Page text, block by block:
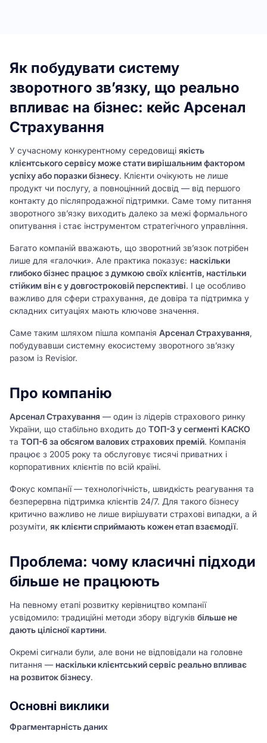
Як побудувати систему
зворотного зв’язку, що реально
впливає на бізнес: кейс Арсенал
Страхування
У сучасному конкурентному середовищі якість
клієнтського сервісу може стати вирішальним фактором
успіху або поразки бізнесу. Клієнти очікують не лише
продукт чи послугу, а повноцінний досвід — від першого
контакту до післяпродажної підтримки. Саме тому питання
зворотного зв’язку виходить далеко за межі формального
опитування і стає інструментом стратегічного управління.
Багато компаній вважають, що зворотний зв’язок потрібен
лише для «галочки». Але практика показує: наскільки
глибоко бізнес працює з думкою своїх клієнтів, настільки
стійким він є у довгостроковій перспективі. І це особливо
важливо для сфери страхування, де довіра та підтримка у
складних ситуаціях мають ключове значення.
Саме таким шляхом пішла компанія Арсенал Страхування,
побудувавши системну екосистему зворотного зв’язку
разом із Revisior.
Про компанію
Арсенал Страхування — один із лідерів страхового ринку
України, що стабільно входить до ТОП-3 у сегменті КАСКО
та ТОП-6 за обсягом валових страхових премій. Компанія
працює з 2005 року та обслуговує тисячі приватних і
корпоративних клієнтів по всій країні.
Фокус компанії — технологічність, швидкість реагування та
безперервна підтримка клієнтів 24/7. Для такого бізнесу
критично важливо не лише вирішувати страхові випадки, а й
розуміти, як клієнти сприймають кожен етап взаємодії.
Проблема: чому класичні підходи
більше не працюють
На певному етапі розвитку керівництво компанії
усвідомило: традиційні методи збору відгуків більше не
дають цілісної картини.
Окремі сигнали були, але вони не відповідали на головне
питання — наскільки клієнтський сервіс реально впливає
на розвиток бізнесу.
Основні виклики
Фрагментарність даних